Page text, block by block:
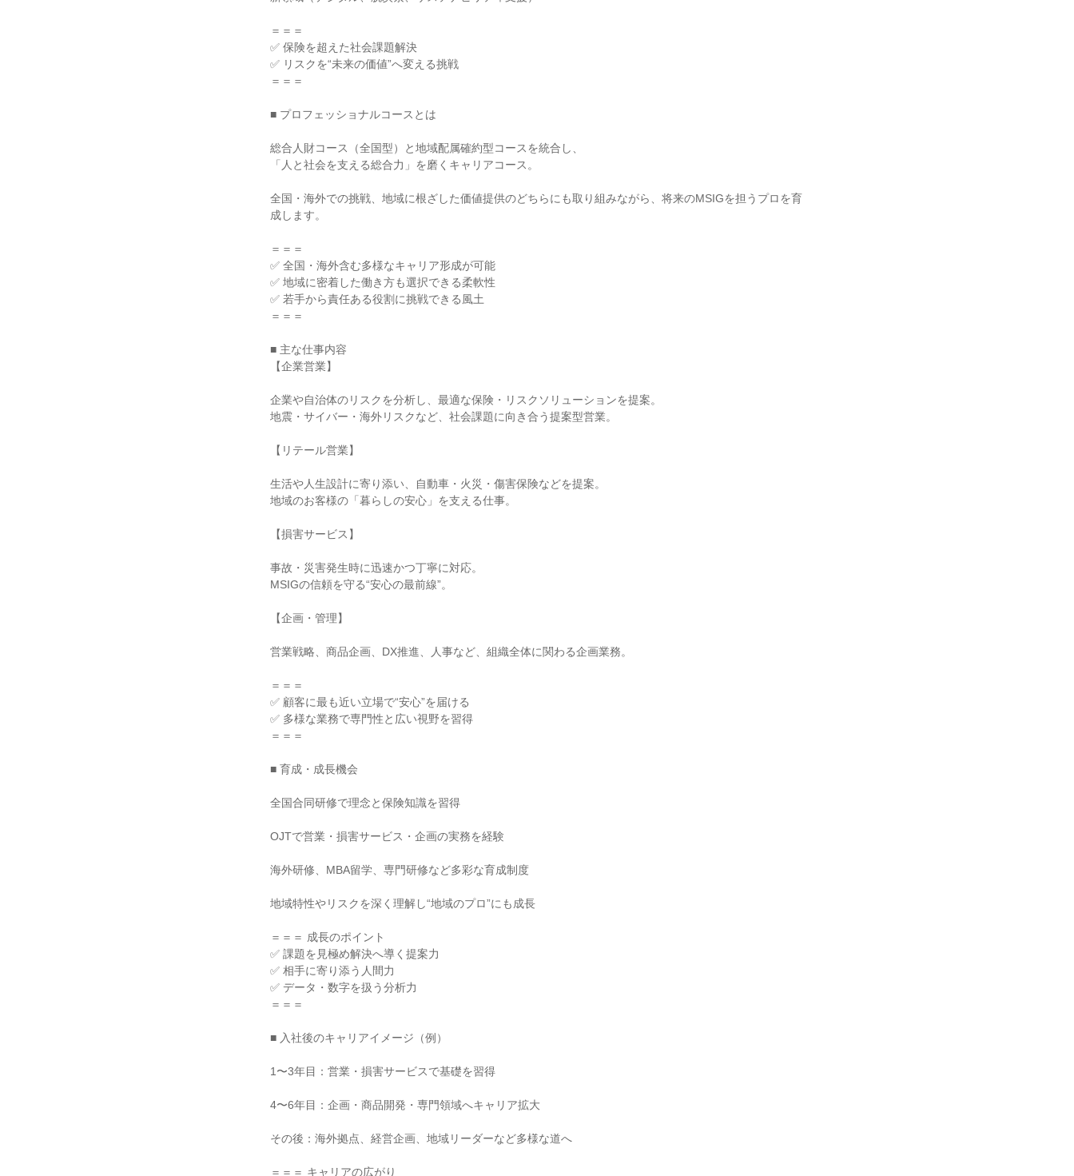
＝＝＝
✅ 保険を超えた社会課題解決
✅ リスクを“未来の価値”へ変える挑戦
＝＝＝
■ プロフェッショナルコースとは
総合人財コース（全国型）と地域配属確約型コースを統合し、
「人と社会を支える総合力」を磨くキャリアコース。
全国・海外での挑戦、地域に根ざした価値提供のどちらにも取り組みながら、将来のMSIGを担うプロを育
成します。
＝＝＝
✅ 全国・海外含む多様なキャリア形成が可能
✅ 地域に密着した働き方も選択できる柔軟性
✅ 若手から責任ある役割に挑戦できる風土
＝＝＝
■ 主な仕事内容
【企業営業】
企業や自治体のリスクを分析し、最適な保険・リスクソリューションを提案。
地震・サイバー・海外リスクなど、社会課題に向き合う提案型営業。
【リテール営業】
生活や人生設計に寄り添い、自動車・火災・傷害保険などを提案。
地域のお客様の「暮らしの安心」を支える仕事。
【損害サービス】
事故・災害発生時に迅速かつ丁寧に対応。
MSIGの信頼を守る“安心の最前線”。
【企画・管理】
営業戦略、商品企画、DX推進、人事など、組織全体に関わる企画業務。
＝＝＝
✅ 顧客に最も近い立場で“安心”を届ける
✅ 多様な業務で専門性と広い視野を習得
＝＝＝
■ 育成・成長機会
全国合同研修で理念と保険知識を習得
OJTで営業・損害サービス・企画の実務を経験
海外研修、MBA留学、専門研修など多彩な育成制度
地域特性やリスクを深く理解し“地域のプロ”にも成長
＝＝＝ 成長のポイント
✅ 課題を見極め解決へ導く提案力
✅ 相手に寄り添う人間力
✅ データ・数字を扱う分析力
＝＝＝
■ 入社後のキャリアイメージ（例）
1〜3年目：営業・損害サービスで基礎を習得
4〜6年目：企画・商品開発・専門領域へキャリア拡大
その後：海外拠点、経営企画、地域リーダーなど多様な道へ
＝＝＝ キャリアの広がり